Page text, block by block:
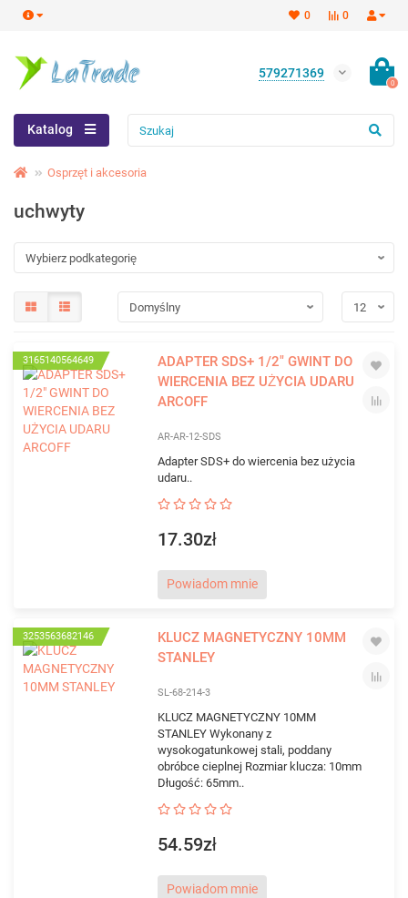
0
0
579271369
0
Katalog
Osprzęt i akcesoria
uchwyty
3165140564649
ADAPTER SDS+ 1/2" GWINT DO
WIERCENIA BEZ UŻYCIA UDARU
ARCOFF
AR-AR-12-SDS
Adapter SDS+ do wiercenia bez użycia
udaru..
17.30zł
Powiadom mnie
3253563682146
KLUCZ MAGNETYCZNY 10MM
STANLEY
SL-68-214-3
KLUCZ MAGNETYCZNY 10MM
STANLEY Wykonany z
wysokogatunkowej stali, poddany
obróbce cieplnej Rozmiar klucza: 10mm
Długość: 65mm..
54.59zł
Powiadom mnie